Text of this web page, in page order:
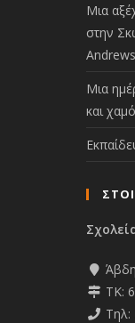
Μια
στην
Μια
και
ΤΚ:
Τηλ: